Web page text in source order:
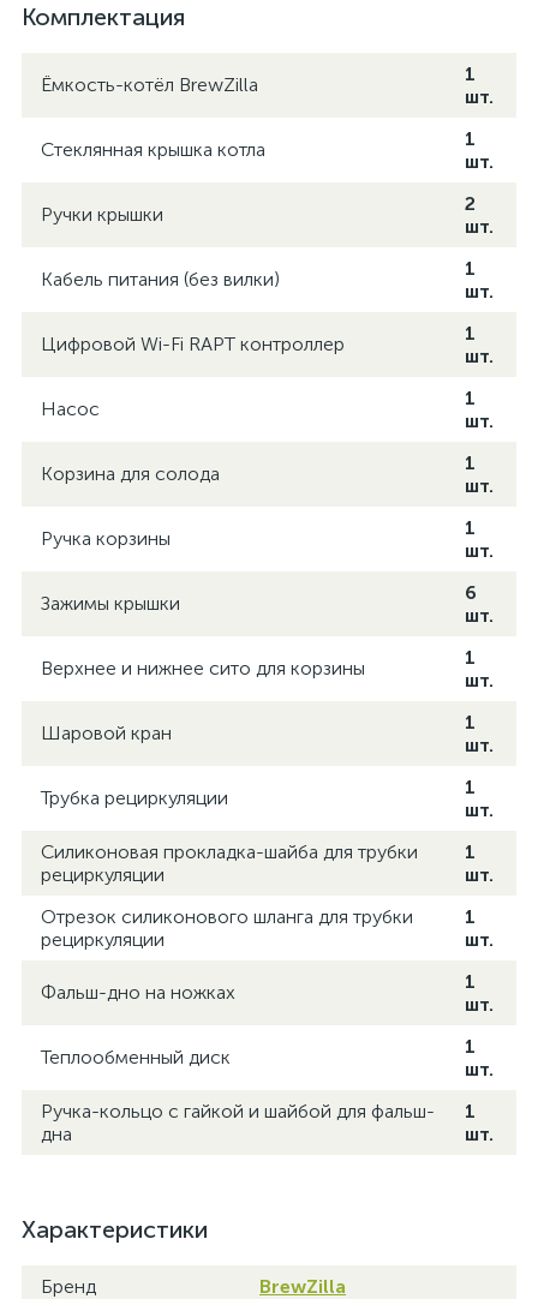
Комплектация
Ёмкость-котёл BrewZilla
1
шт.
Стеклянная крышка котла
1
шт.
Ручки крышки
2
шт.
Кабель питания (без вилки)
1
шт.
Цифровой Wi-Fi RAPT контроллер
1
шт.
Насос
1
шт.
Корзина для солода
1
шт.
Ручка корзины
1
шт.
Зажимы крышки
6
шт.
Верхнее и нижнее сито для корзины
1
шт.
Шаровой кран
1
шт.
Трубка рециркуляции
1
шт.
Силиконовая прокладка-шайба для трубки
рециркуляции
1
шт.
Отрезок силиконового шланга для трубки
рециркуляции
1
шт.
Фальш-дно на ножках
1
шт.
Теплообменный диск
1
шт.
Ручка-кольцо с гайкой и шайбой для фальш-
дна
1
шт.
Характеристики
Бренд BrewZilla